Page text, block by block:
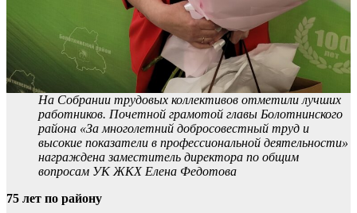
На Собрании трудовых коллективов отметили лучших
работников. Почетной грамотой главы Болотнинского
района «За многолетний добросовестный труд и
высокие показатели в профессиональной деятельности»
награждена заместитель директора по общим
вопросам УК ЖКХ Елена Федотова
75 лет по району